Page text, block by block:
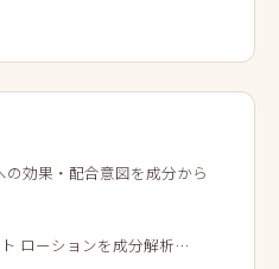
効果・配合意図を成分から
ローションを成分解析…